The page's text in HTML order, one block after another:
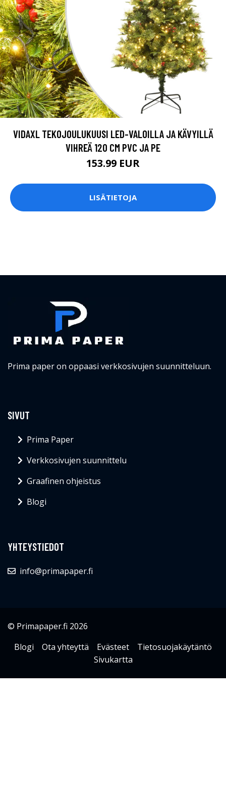
VIDAXL TEKOJOULUKUUSI LED-VALOILLA JA KÄVYILLÄ
VIHREÄ 120 CM PVC JA PE
153.99 EUR
LISÄTIETOJA
Prima paper on oppaasi verkkosivujen suunnitteluun.
SIVUT
Prima Paper
Verkkosivujen suunnittelu
Graafinen ohjeistus
Blogi
YHTEYSTIEDOT
info@primapaper.fi
© Primapaper.fi 2026
Blogi
Ota yhteyttä Evästeet
Tietosuojakäytäntö
Sivukartta